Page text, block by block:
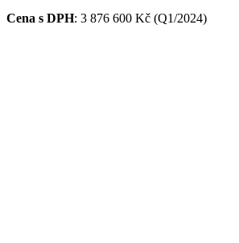
Cena s DPH: 3 876 600 Kč (Q1/2024)